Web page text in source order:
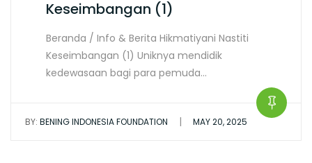
Keseimbangan (1)
Beranda / Info & Berita Hikmatiyani Nastiti
Keseimbangan (1) Uniknya mendidik
kedewasaan bagi para pemuda…
BY: BENING INDONESIA FOUNDATION | MAY 20, 2025